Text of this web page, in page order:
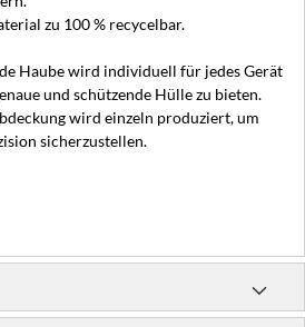
zu 100 % recycelbar.
Haube wird individuell für jedes Gerät
und schützende Hülle zu bieten.
wird einzeln produziert, um
sicherzustellen.